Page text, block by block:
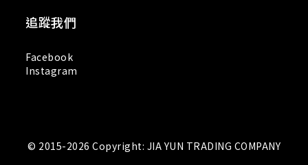
追蹤我們
Facebook
Instagram
© 2015-2026 Copyright: JIA YUN TRADING COMPANY